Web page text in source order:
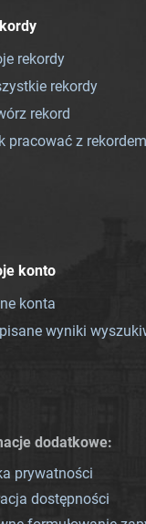
rekordy
rekordy
rekord
pracować z rekordem
konto
konta
wyniki
dodatkowe:
prywatności
dostępności